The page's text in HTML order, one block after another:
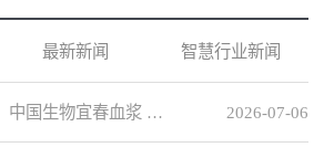
最新新闻 智慧行业新闻
2026-07-06
中国生物宜春血浆 …